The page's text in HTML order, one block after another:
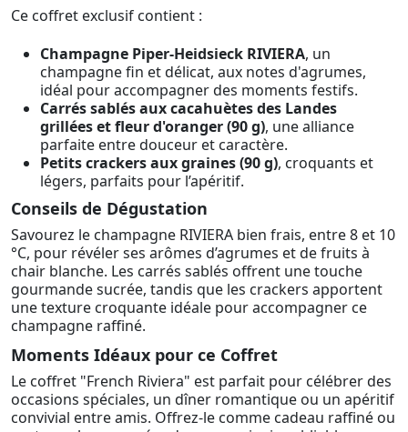
Ce coffret exclusif contient :
Champagne Piper-Heidsieck RIVIERA, un
champagne fin et délicat, aux notes d'agrumes,
idéal pour accompagner des moments festifs.
Carrés sablés aux cacahuètes des Landes
grillées et fleur d'oranger (90 g), une alliance
parfaite entre douceur et caractère.
Petits crackers aux graines (90 g), croquants et
légers, parfaits pour l’apéritif.
Conseils de Dégustation
Savourez le champagne RIVIERA bien frais, entre 8 et 10
°C, pour révéler ses arômes d’agrumes et de fruits à
chair blanche. Les carrés sablés offrent une touche
gourmande sucrée, tandis que les crackers apportent
une texture croquante idéale pour accompagner ce
champagne raffiné.
Moments Idéaux pour ce Coffret
Le coffret "French Riviera" est parfait pour célébrer des
occasions spéciales, un dîner romantique ou un apéritif
convivial entre amis. Offrez-le comme cadeau raffiné ou